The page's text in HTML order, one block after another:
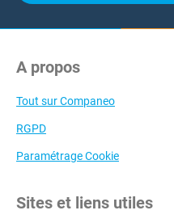
A propos
Tout sur Companeo
RGPD
Paramétrage Cookie
Sites et liens utiles